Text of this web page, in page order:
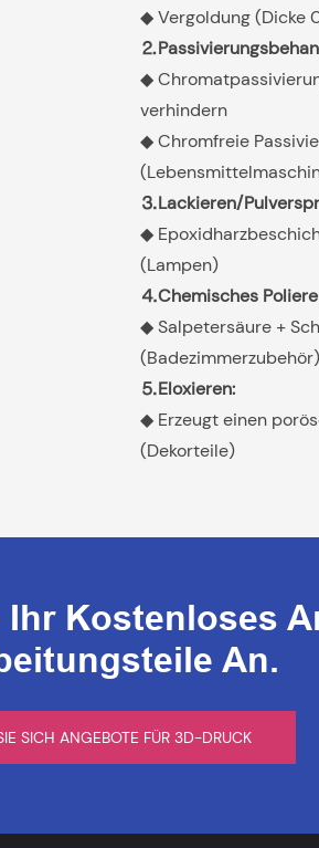
◆ Vergoldung (Dicke
◆
verhindern
◆ Chromfreie
⒊Lackieren/
◆
(Lampen)
⒋Chemisches
◆ Salpetersäure +
(Badezimmerzubehör)
⒌Eloxieren:
◆ Erzeugt einen
(Dekorteile)
Kostenloses
An.
SICH ANGEBOTE FÜR 3D-DRUCK